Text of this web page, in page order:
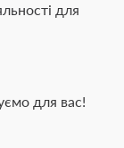
для
для вас!